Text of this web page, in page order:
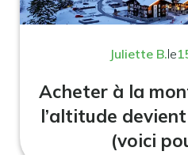
Juliette B.le
Acheter à la
l’altitude
(voici